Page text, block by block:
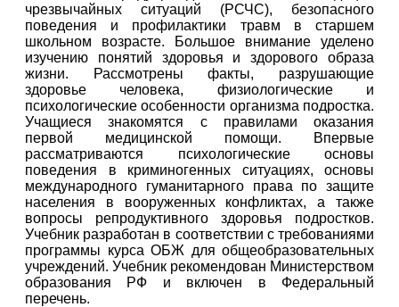
чрезвычайных ситуаций (РСЧС), безопасного
поведения и профилактики травм в старшем
школьном возрасте. Большое внимание уделено
изучению понятий здоровья и здорового образа
жизни. Рассмотрены факты, разрушающие
здоровье человека, физиологические и
психологические особенности организма подростка.
Учащиеся знакомятся с правилами оказания
первой медицинской помощи. Впервые
рассматриваются психологические основы
поведения в криминогенных ситуациях, основы
международного гуманитарного права по защите
населения в вооруженных конфликтах, а также
вопросы репродуктивного здоровья подростков.
Учебник разработан в соответствии с требованиями
программы курса ОБЖ для общеобразовательных
учреждений. Учебник рекомендован Министерством
образования РФ и включен в Федеральный
перечень.